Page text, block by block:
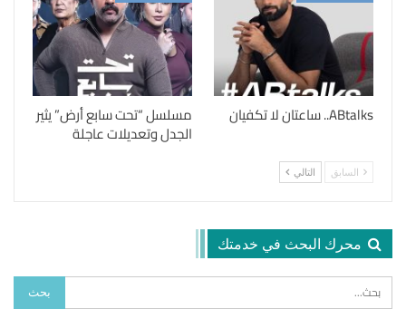
ABtalks.. ساعتان لا تكفيان مسلسل “تحت سابع أرض” يثير
الجدل وتعديلات عاجلة
السابق التالي
محرك البحث في خدمتك